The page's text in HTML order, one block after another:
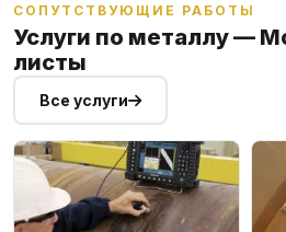
СОПУТСТВУЮЩИЕ РАБОТЫ
Услуги по металлу —
листы
Все услуги